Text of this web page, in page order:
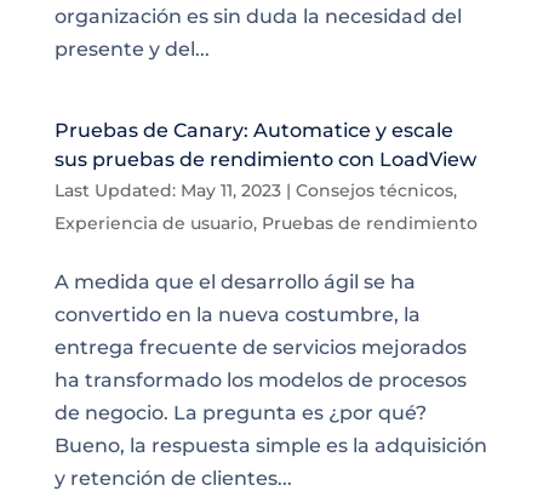
organización es sin duda la necesidad del
presente y del...
Pruebas de Canary: Automatice y escale
sus pruebas de rendimiento con LoadView
Last Updated: May 11, 2023| Consejos técnicos,
Experiencia de usuario, Pruebas de rendimiento
A medida que el desarrollo ágil se ha
convertido en la nueva costumbre, la
entrega frecuente de servicios mejorados
ha transformado los modelos de procesos
de negocio. La pregunta es ¿por qué?
Bueno, la respuesta simple es la adquisición
y retención de clientes...